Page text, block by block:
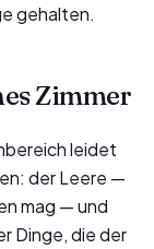
gehalten.
Zimmer
leidet
der Leere —
mag — und
Dinge, die der